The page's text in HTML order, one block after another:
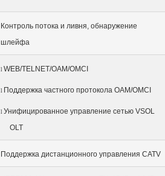
Контроль потока и ливня, обнаружение
шлейфа
lWEB/TELNET/OAM/OMCI
l Поддержка частного протокола OAM/OMCI
lУнифицированное управление сетью VSOL
OLT
Поддержка дистанционного управления CATV